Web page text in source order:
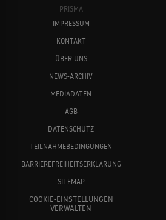
PRISMA
IMPRESSUM
KONTAKT
ÜBER UNS
NEWS-ARCHIV
MEDIADATEN
AGB
DATENSCHUTZ
TEILNAHMEBEDINGUNGEN
BARRIEREFREIHEITSERKLÄRUNG
SITEMAP
COOKIE-EINSTELLUNGEN
VERWALTEN